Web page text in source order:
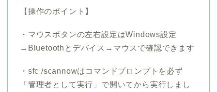
【操作のポイント】
・マウスボタンの左右設定はWindows設定
→Bluetoothとデバイス→マウスで確認できます
・sfc /scannowはコマンドプロンプトを必ず
「管理者として実行」で開いてから実行しまし